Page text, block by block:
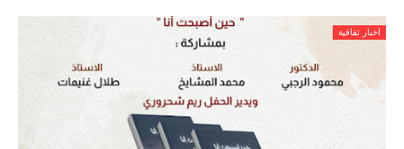
اخبار ثقافية